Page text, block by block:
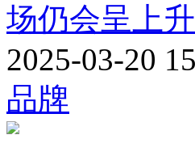
场仍会呈上
2025-03-20
品牌